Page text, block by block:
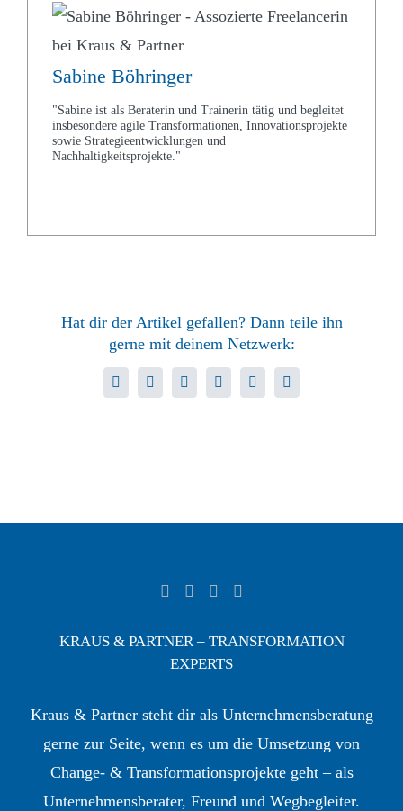
Sabine Böhringer
"Sabine ist als Beraterin und Trainerin tätig und begleitet
insbesondere agile Transformationen, Innovationsprojekte
sowie Strategieentwicklungen und
Nachhaltigkeitsprojekte."
Hat dir der Artikel gefallen? Dann teile ihn
gerne mit deinem Netzwerk:
FacebookTwitterLinkedInWhatsApp
Xing
E-
Mail
KRAUS & PARTNER – TRANSFORMATION
EXPERTS
Kraus & Partner steht dir als Unternehmensberatung
gerne zur Seite, wenn es um die Umsetzung von
Change- & Transformationsprojekte geht – als
Unternehmensberater, Freund und Wegbegleiter.